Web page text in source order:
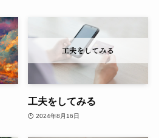
工夫をしてみる
2024年8月16日